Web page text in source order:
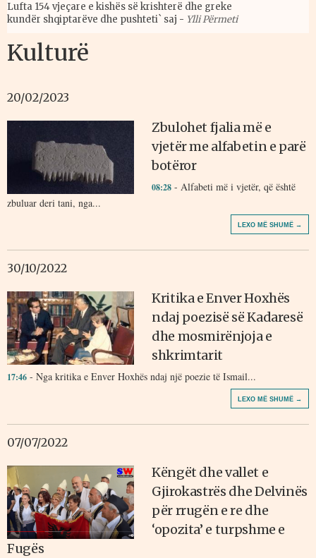
Lufta 154 vjeçare e kishës së krishterë dhe greke
kundër shqiptarëve dhe pushteti` saj - Ylli Përmeti
Kulturë
20/02/2023
Zbulohet fjalia më e
vjetër me alfabetin e parë
botëror
08:28 - Alfabeti më i vjetër, që është
zbuluar deri tani, nga...
LEXO MË SHUMË →
30/10/2022
Kritika e Enver Hoxhës
ndaj poezisë së Kadaresë
dhe mosmirënjoja e
shkrimtarit
17:46 - Nga kritika e Enver Hoxhës ndaj një poezie të Ismail...
LEXO MË SHUMË →
07/07/2022
Këngët dhe vallet e
Gjirokastrës dhe Delvinës
për rrugën e re dhe
‘opozita’ e turpshme e
Fugës